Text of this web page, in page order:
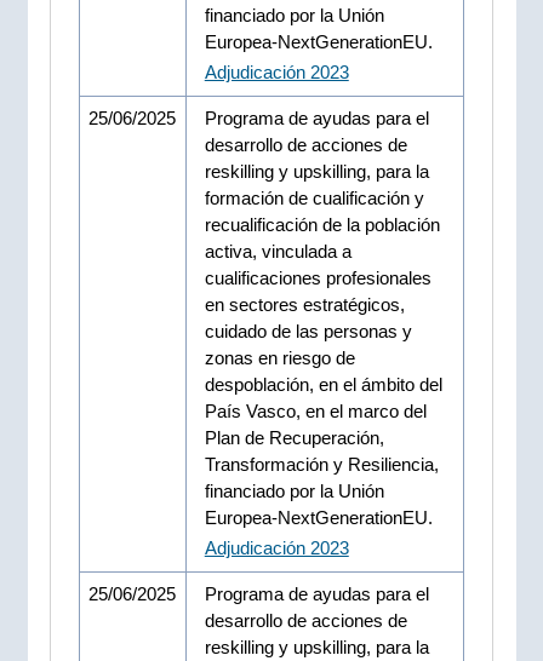
financiado por la Unión
Europea-NextGenerationEU.
Adjudicación 2023
25/06/2025
Programa de ayudas para el
desarrollo de acciones de
reskilling y upskilling, para la
formación de cualificación y
recualificación de la población
activa, vinculada a
cualificaciones profesionales
en sectores estratégicos,
cuidado de las personas y
zonas en riesgo de
despoblación, en el ámbito del
País Vasco, en el marco del
Plan de Recuperación,
Transformación y Resiliencia,
financiado por la Unión
Europea-NextGenerationEU.
Adjudicación 2023
25/06/2025
Programa de ayudas para el
desarrollo de acciones de
reskilling y upskilling, para la